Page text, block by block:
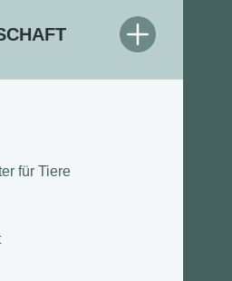
für Tiere